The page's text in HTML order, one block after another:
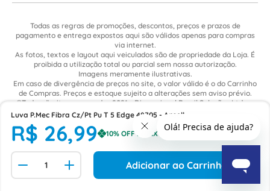
Luva P.Mec Fibra Cz/Pt Pu T 5 Edge 48705 - Ansell
R$ 26,99
Adicionar ao Carrinho
Todas as regras de promoções, descontos, preços e prazos de
pagamento e entrega expostos aqui são válidos apenas para compras
via internet.
As fotos, textos e layout aqui veiculados são de propriedade da Loja. É
proibida a utilização total ou parcial sem nossa autorização.
Imagens meramente ilustrativas.
Em caso de divergência de preços no site, o valor válido é o do Carrinho
de Compras. Preços e estoque sujeito a alterações sem aviso prévio.
©Todos direitos reservados 2021 - Dimensional Brasil Soluções Ltda. -
CNPJ: 06.913.480/0015-63 - Avenida Armando Ragonha, 190 - Bairro
Village Limeira. Pavilhão Sítio São João - Limeira - SP / CEP: 13.481-316